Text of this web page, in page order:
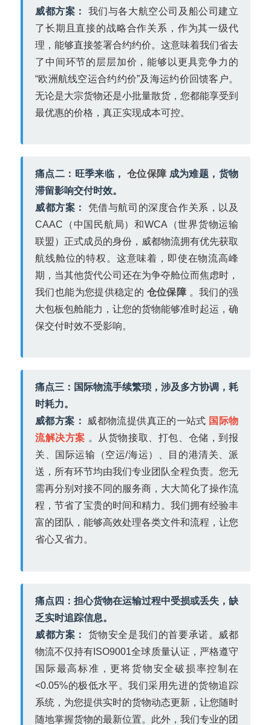
威都方案： 我们与各大航空公司及船公司建立
了长期且直接的战略合作关系，作为其一级代
理，能够直接签署合约约价。这意味着我们省去
了中间环节的层层加价，能够以更具竞争力的
“欧洲航线空运合约约价”及海运约价回馈客户。
无论是大宗货物还是小批量散货，您都能享受到
最优惠的价格，真正实现成本可控。
痛点二：旺季来临， 仓位保障 成为难题，货物
滞留影响交付时效。
威都方案： 凭借与航司的深度合作关系，以及
CAAC（中国民航局）和WCA（世界货物运输
联盟）正式成员的身份，威都物流拥有优先获取
航线舱位的特权。这意味着，即使在物流高峰
期，当其他货代公司还在为争夺舱位而焦虑时，
我们也能为您提供稳定的 仓位保障 。我们的强
大包板包舱能力，让您的货物能够准时起运，确
保交付时效不受影响。
痛点三：国际物流手续繁琐，涉及多方协调，耗
时耗力。
威都方案：
威都物流提供真正的一站式 国际物
流解决方案 。从货物接取、打包、仓储，到报
关、国际运输（空运/海运）、目的港清关、派
送，所有环节均由我们专业团队全程负责。您无
需再分别对接不同的服务商，大大简化了操作流
程，节省了宝贵的时间和精力。我们拥有经验丰
富的团队，能够高效处理各类文件和流程，让您
省心又省力。
痛点四：担心货物在运输过程中受损或丢失，缺
乏实时追踪信息。
威都方案： 货物安全是我们的首要承诺。威都
物流不仅持有ISO9001全球质量认证，严格遵守
国际最高标准，更将货物安全破损率控制在
<0.05%的极低水平。我们采用先进的货物追踪
系统，为您提供实时的货物动态更新，让您随时
随地掌握货物的最新位置。此外，我们专业的团